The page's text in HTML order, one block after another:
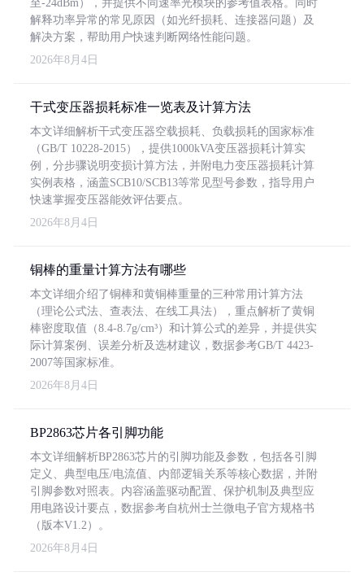
至-24dBm），并提供不同速率光模块的参考值表格。同时
解释功率异常的常见原因（如光纤损耗、连接器问题）及
解决方案，帮助用户快速判断网络性能问题。
2026年8月4日
干式变压器损耗标准一览表及计算方法
本文详细解析干式变压器空载损耗、负载损耗的国家标准
（GB/T 10228-2015），提供1000kVA变压器损耗计算实
例，分步骤说明变损计算方法，并附电力变压器损耗计算
实例表格，涵盖SCB10/SCB13等常见型号参数，指导用户
快速掌握变压器能效评估要点。
2026年8月4日
铜棒的重量计算方法有哪些
本文详细介绍了铜棒和黄铜棒重量的三种常用计算方法
（理论公式法、查表法、在线工具法），重点解析了黄铜
棒密度取值（8.4-8.7g/cm³）和计算公式的差异，并提供实
际计算案例、误差分析及选材建议，数据参考GB/T 4423-
2007等国家标准。
2026年8月4日
BP2863芯片各引脚功能
本文详细解析BP2863芯片的引脚功能及参数，包括各引脚
定义、典型电压/电流值、内部逻辑关系等核心数据，并附
引脚参数对照表。内容涵盖驱动配置、保护机制及典型应
用电路设计要点，数据参考自杭州士兰微电子官方规格书
（版本V1.2）。
2026年8月4日